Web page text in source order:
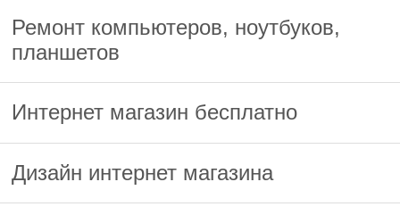
Ремонт компьютеров, ноутбуков,
планшетов
Интернет магазин бесплатно
Дизайн интернет магазина